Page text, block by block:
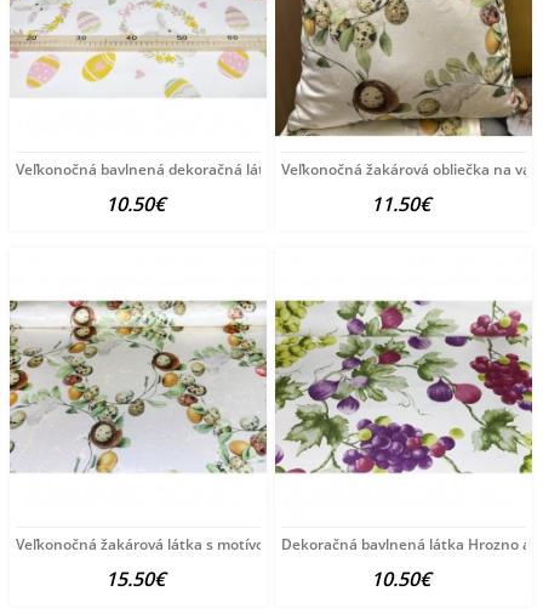
Veľkonočná bavlnená dekoračná látka Zajačik, š.
10.50€
Veľkonočná žakárová obliečka na
11.50€
Veľkonočná žakárová látka s motívom vajíčok a
15.50€
Dekoračná bavlnená látka Hrozno a
10.50€